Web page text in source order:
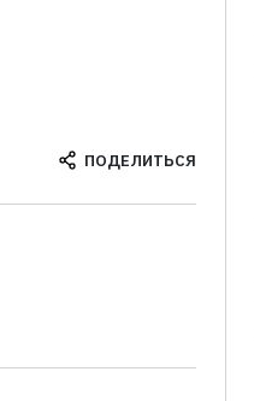
ПОДЕЛИТЬСЯ